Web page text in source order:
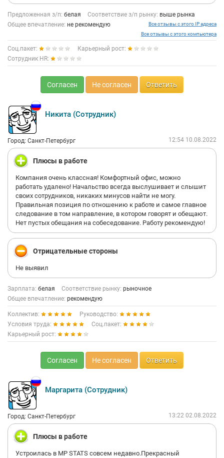
Предложенная з/п: белая Соответствие з/п рынку: выше рынка
Общее впечатление: не рекомендую
Все отзывы с этого IP адреса
Все отзывы с этого компьютера
Соц.пакет:
Карьерный рост:
Сотрудник HR:
Согласен Не согласен Ответить
Никита (Сотрудник)
Город: Санкт-Петербург 12:54 10.08.2022
Плюсы в работе
Компания очень классная! Комфортный офис, можно
работать удалено! Начальство всегда выслушивает и слышит
своих сотрудников, никаких минусов найти не могу.
Правильная позиция по отношению к работе и самое главное
следование в том направление, в котором говорят и обещают.
Нет пустых обещания на собеседование. Работу рекомендую!
Отрицательные стороны
Не выявил
Зарплата: белая Соответствие рынку: рыночное
Общее впечатление: рекомендую
Коллектив:
Руководство:
Условия труда:
Соц.пакет:
Карьерный рост:
Согласен Не согласен Ответить
Маргарита (Сотрудник)
Город: Санкт-Петербург 13:22 02.08.2022
Плюсы в работе
Устроилась в MP STATS совсем недавно.Прекрасный